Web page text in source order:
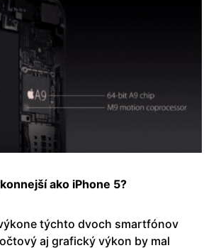
ako iPhone 5?
týchto dvoch smartfónov
aj grafický výkon by mal